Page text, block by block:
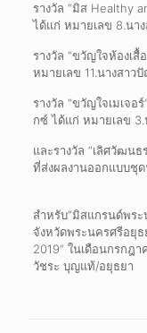
รางวัล “มิส Healthy
ได้แก่ หมายเลข 8.นา
รางวัล “ขวัญใจห้องเ
หมายเลข 11.นางสา
รางวัล “ขวัญใจเมเจ
กซ์ ได้แก่ หมายเลข 3.
และรางวัล “เลิศวัฒน
ที่ส่งผลงานออกแบบชุ
สำหรับ”มิสแกรนด์พร
จังหวัดพระนครศรีอยุ
2019” ในเดือนกรกฎ
วัชระ บุญแท้/อยุธยา